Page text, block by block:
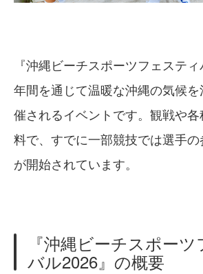
『沖縄ビーチスポーツフェスティ
年間を通じて温暖な沖縄の気候
催されるイベントです。観戦や
料で、すでに一部競技では選手
が開始されています。
『沖縄ビーチスポー
バル2026』の概要